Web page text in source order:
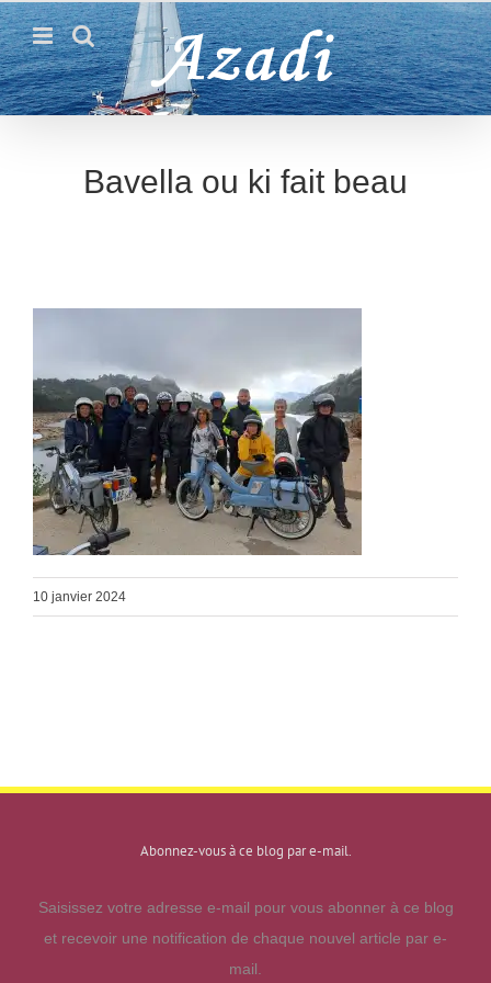
Passer
au
contenu
Bavella ou ki fait beau
10 janvier 2024
Abonnez-vous à ce blog par e-mail.
Saisissez votre adresse e-mail pour vous abonner à ce blog
et recevoir une notification de chaque nouvel article par e-
mail.